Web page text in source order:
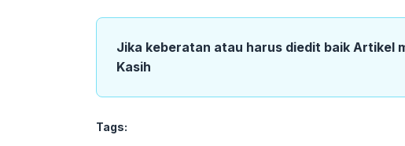
Jika keberatan atau harus diedit baik Artikel
Kasih
Tags: